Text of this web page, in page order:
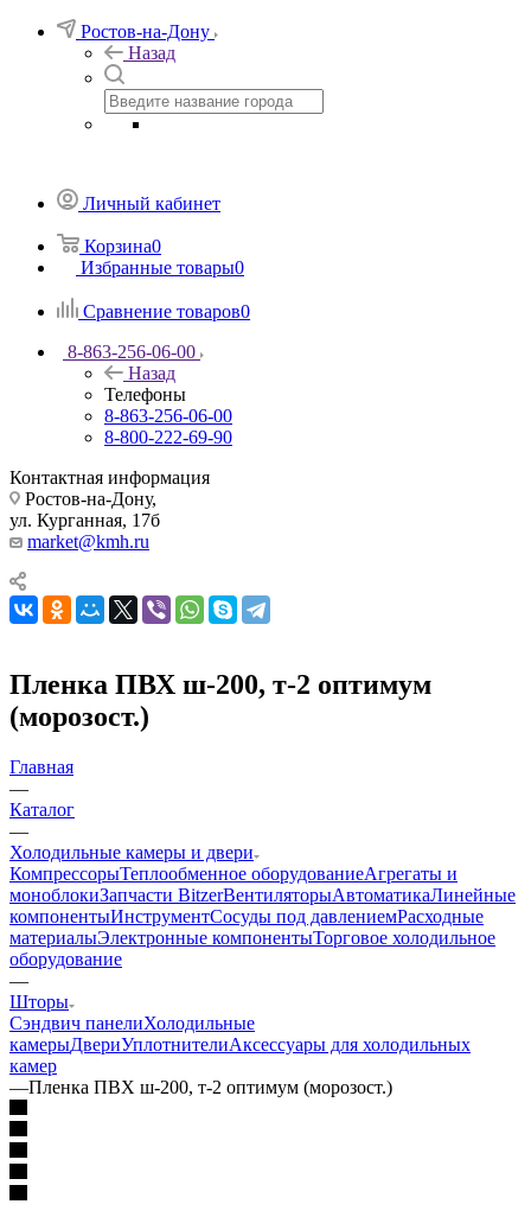
Ростов-на-Дону
Назад
Личный кабинет
Корзина0
Избранные товары0
Сравнение товаров0
8-863-256-06-00
Назад
Телефоны
8-863-256-06-00
8-800-222-69-90
Контактная информация
Ростов-на-Дону,
ул. Курганная, 17б
market@kmh.ru
Пленка ПВХ ш-200, т-2 оптимум
(морозост.)
Главная
—
Каталог
—
Холодильные камеры и двери
КомпрессорыТеплообменное оборудованиеАгрегаты и
моноблокиЗапчасти BitzerВентиляторыАвтоматикаЛинейные
компонентыИнструментСосуды под давлениемРасходные
материалыЭлектронные компонентыТорговое холодильное
оборудование
—
Шторы
Сэндвич панелиХолодильные
камерыДвериУплотнителиАксессуары для холодильных
камер
—Пленка ПВХ ш-200, т-2 оптимум (морозост.)